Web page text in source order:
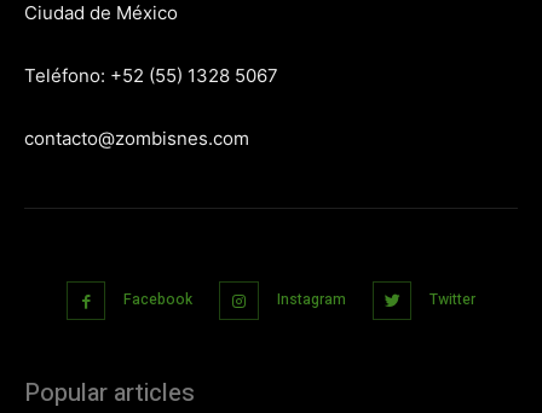
Ciudad de México
Teléfono: +52 (55) 1328 5067
contacto@zombisnes.com
Facebook Instagram Twitter
Popular articles